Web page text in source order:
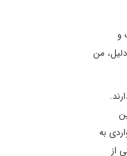
و
من
به
از